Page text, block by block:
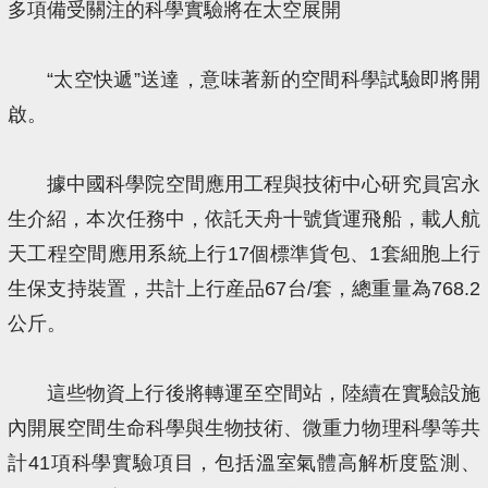
多項備受關注的科學實驗將在太空展開
“太空快遞”送達，意味著新的空間科學試驗即將開
啟。
據中國科學院空間應用工程與技術中心研究員宮永
生介紹，本次任務中，依託天舟十號貨運飛船，載人航
天工程空間應用系統上行17個標準貨包、1套細胞上行
生保支持裝置，共計上行産品67台/套，總重量為768.2
公斤。
這些物資上行後將轉運至空間站，陸續在實驗設施
內開展空間生命科學與生物技術、微重力物理科學等共
計41項科學實驗項目，包括溫室氣體高解析度監測、